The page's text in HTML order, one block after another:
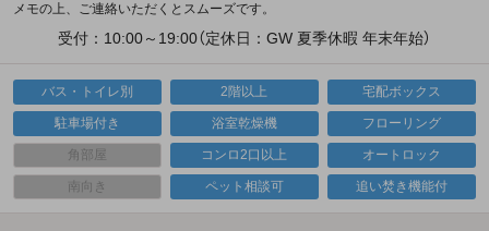
メモの上、ご連絡いただくとスムーズです。
受付：10:00～19:00（定休日：GW 夏季休暇 年末年始）
バス・トイレ別 2階以上 宅配ボックス
駐車場付き 浴室乾燥機 フローリング
角部屋 コンロ2口以上 オートロック
南向き ペット相談可 追い焚き機能付